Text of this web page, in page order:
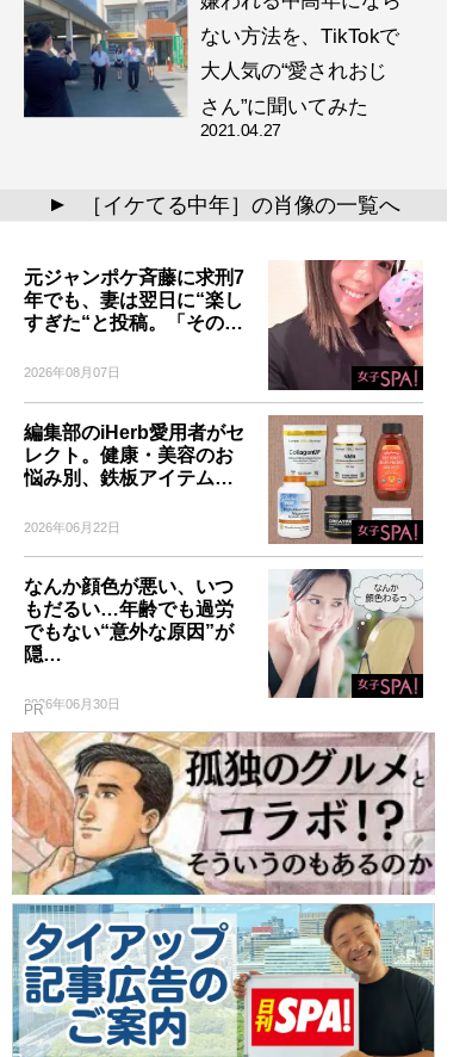
ない方法を、TikTokで
大人気の“愛されおじ
さん”に聞いてみた
2021.04.27
▲ ［イケてる中年］の肖像の一覧へ
元ジャンポケ斉藤に求刑7
年でも、妻は翌日に“楽し
すぎた“と投稿。「その…
2026年08月07日
編集部のiHerb愛用者がセ
レクト。健康・美容のお
悩み別、鉄板アイテム…
2026年06月22日
なんか顔色が悪い、いつ
もだるい…年齢でも過労
でもない“意外な原因”が
隠…
2026年06月30日
PR